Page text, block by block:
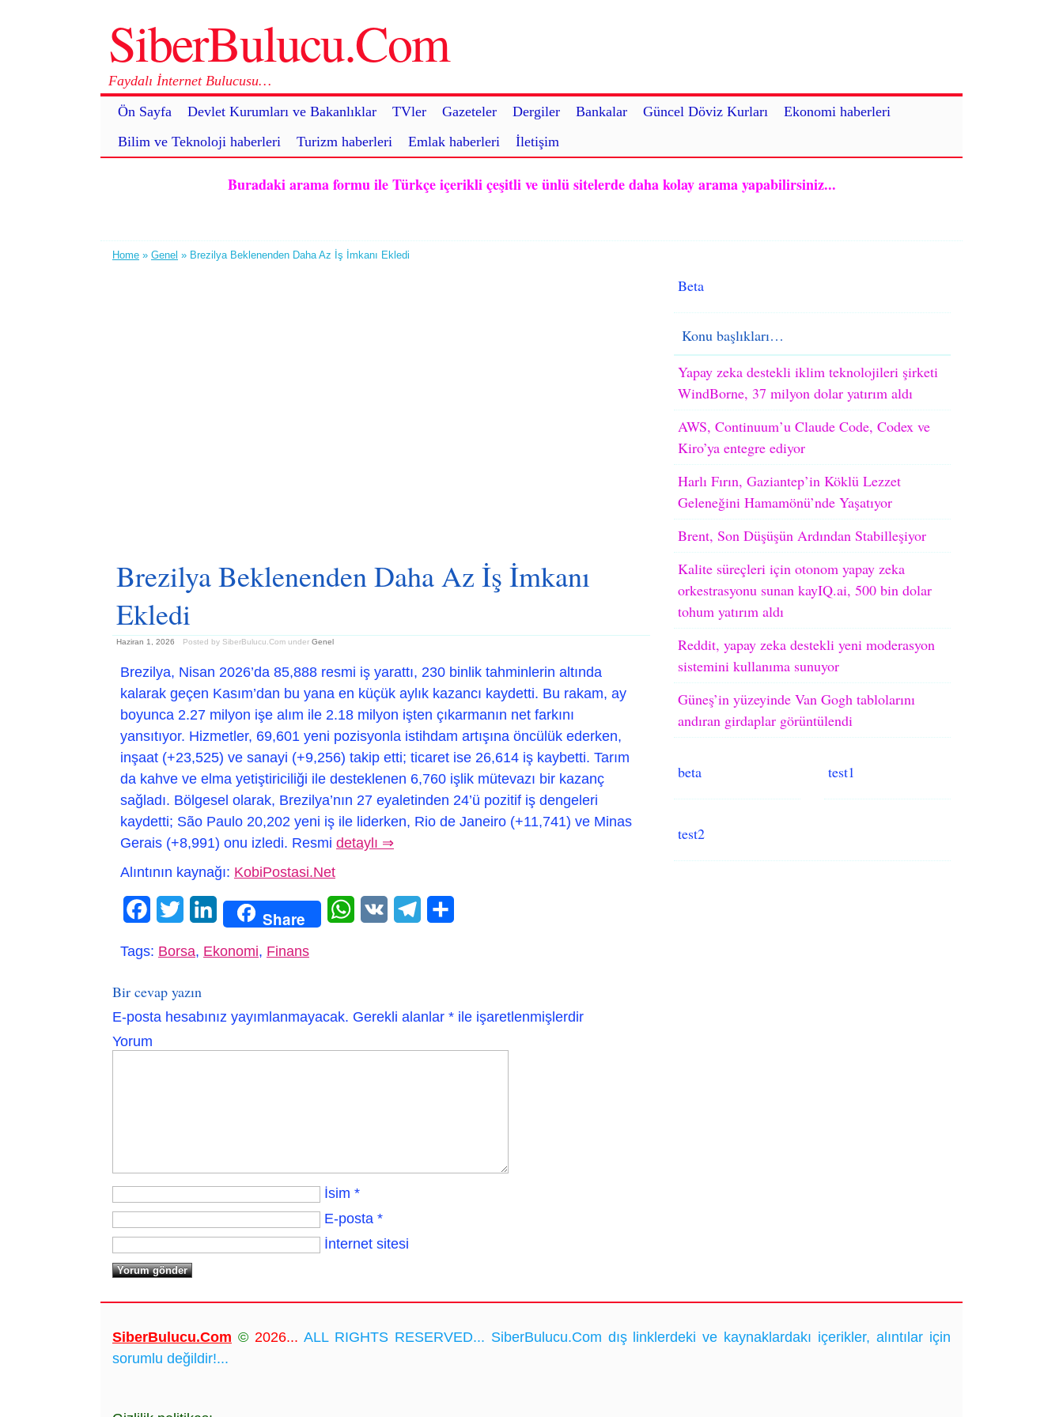
SiberBulucu.Com
Faydalı İnternet Bulucusu…
Ön Sayfa
Devlet Kurumları ve Bakanlıklar TVler Gazeteler Dergiler Bankalar Güncel Döviz Kurları
Ekonomi haberleri
Bilim ve Teknoloji haberleri
Turizm haberleri Emlak haberleri İletişim
Buradaki arama formu ile Türkçe içerikli çeşitli ve ünlü sitelerde daha kolay arama yapabilirsiniz...
Home » Genel » Brezilya Beklenenden Daha Az İş İmkanı Ekledi
Brezilya Beklenenden Daha Az İş İmkanı
Ekledi
Haziran 1, 2026 Posted by SiberBulucu.Com under Genel
Brezilya, Nisan 2026’da 85,888 resmi iş yarattı, 230 binlik tahminlerin altında
kalarak geçen Kasım’dan bu yana en küçük aylık kazancı kaydetti. Bu rakam, ay
boyunca 2.27 milyon işe alım ile 2.18 milyon işten çıkarmanın net farkını
yansıtıyor. Hizmetler, 69,601 yeni pozisyonla istihdam artışına öncülük ederken,
inşaat (+23,525) ve sanayi (+9,256) takip etti; ticaret ise 26,614 iş kaybetti. Tarım
da kahve ve elma yetiştiriciliği ile desteklenen 6,760 işlik mütevazı bir kazanç
sağladı. Bölgesel olarak, Brezilya’nın 27 eyaletinden 24’ü pozitif iş dengeleri
kaydetti; São Paulo 20,202 yeni iş ile liderken, Rio de Janeiro (+11,741) ve Minas
Gerais (+8,991) onu izledi. Resmi detaylı ⇒
Alıntının kaynağı: KobiPostasi.Net
Facebook
Twitter LinkedIn Share WhatsApp
VK Telegram
Tags: Borsa, Ekonomi, Finans
Bir cevap yazın
E-posta hesabınız yayımlanmayacak. Gerekli alanlar * ile işaretlenmişlerdir
Yorum
İsim *
E-posta *
İnternet sitesi
Beta
Konu başlıkları…
Yapay zeka destekli iklim teknolojileri şirketi
WindBorne, 37 milyon dolar yatırım aldı
AWS, Continuum’u Claude Code, Codex ve
Kiro’ya entegre ediyor
Harlı Fırın, Gaziantep’in Köklü Lezzet
Geleneğini Hamamönü’nde Yaşatıyor
Brent, Son Düşüşün Ardından Stabilleşiyor
Kalite süreçleri için otonom yapay zeka
orkestrasyonu sunan kayIQ.ai, 500 bin dolar
tohum yatırım aldı
Reddit, yapay zeka destekli yeni moderasyon
sistemini kullanıma sunuyor
Güneş’in yüzeyinde Van Gogh tablolarını
andıran girdaplar görüntülendi
beta test1
test2
SiberBulucu.Com © 2026... ALL RIGHTS RESERVED... SiberBulucu.Com dış linklerdeki ve kaynaklardakı içerikler, alıntılar için
sorumlu değildir!...